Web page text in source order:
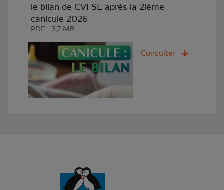
le bilan de CVFSE après la 2ième
canicule 2026
PDF - 3,7 MB
Consulter